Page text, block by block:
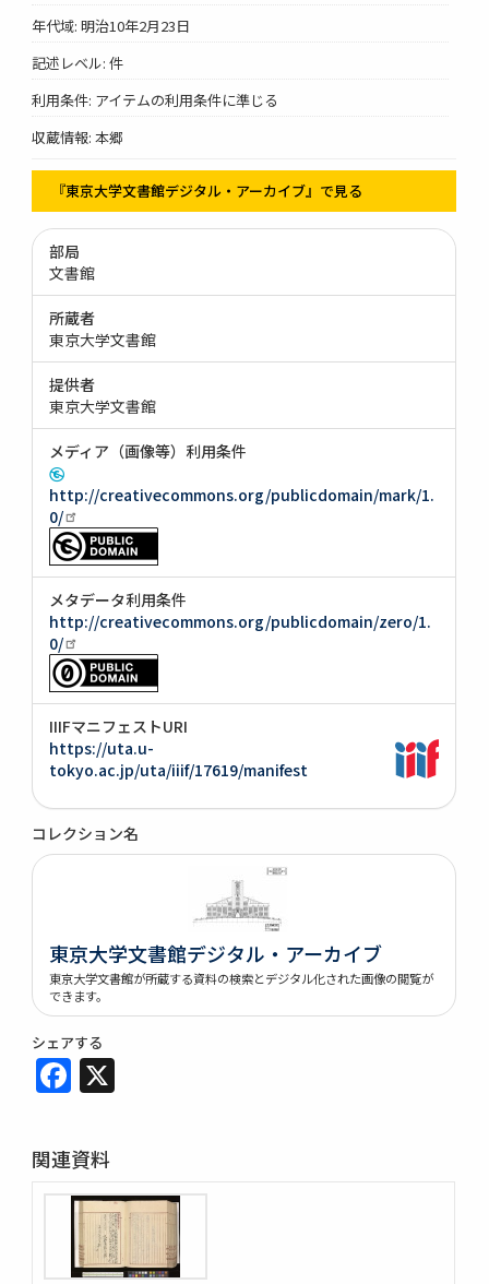
年代域: 明治10年2月23日
記述レベル: 件
利用条件: アイテムの利用条件に準じる
収蔵情報: 本郷
『東京大学文書館デジタル・アーカイブ』で見る
部局
文書館
所蔵者
東京大学文書館
提供者
東京大学文書館
メディア（画像等）利用条件
http://creativecommons.org/publicdomain/mark/1.
0/
メタデータ利用条件
http://creativecommons.org/publicdomain/zero/1.
0/
IIIFマニフェストURI
https://uta.u-
tokyo.ac.jp/uta/iiif/17619/manifest
コレクション名
東京大学文書館デジタル・アーカイブ
東京大学文書館が所蔵する資料の検索とデジタル化された画像の閲覧が
できます。
シェアする
Facebook
関連資料